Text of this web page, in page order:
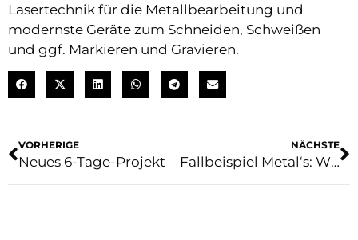
Lasertechnik für die Metallbearbeitung und
modernste Geräte zum Schneiden, Schweißen
und ggf. Markieren und Gravieren.
VORHERIGE
Neues 6-Tage-Projekt
NÄCHSTE
Fallbeispiel Metal‘s: Wie wir die Kosten optimiert haben, ohne die Ästhetik und Funktionalität des Produkts zu verändern